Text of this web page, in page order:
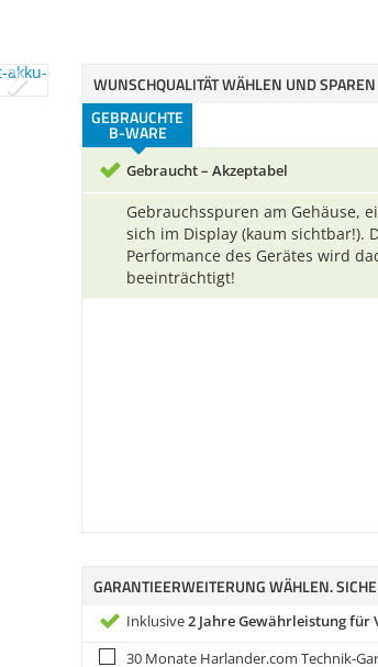
WUNSCHQUALITÄT WÄHLEN UND SPAREN
GEBRAUCHTE
B-WARE
Gebraucht – Akzeptabel
Gebrauchsspuren am Gehäuse,
sich im Display (kaum sichtbar!).
Performance des Gerätes wird
beeinträchtigt!
GARANTIEERWEITERUNG WÄHLEN.
Inklusive2 Jahre Gewährleistung für
30 Monate Harlander.com Technik-